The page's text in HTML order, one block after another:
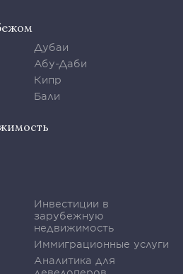
Дубаи
Абу-Даби
Кипр
Бали
Инвестиции в
зарубежную
недвижимость
Иммиграционные услуги
Аналитика для